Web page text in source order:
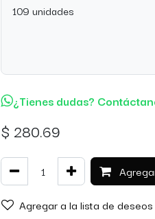
109 unidades
¿Tienes dudas?
$ 280.69
Agregar a la lista de deseos